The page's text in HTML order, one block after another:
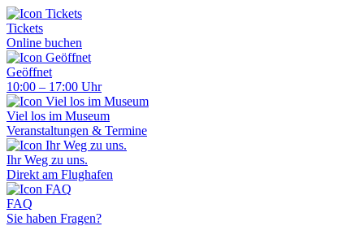
Tickets
Online buchen
Geöffnet
10:00 – 17:00 Uhr
Viel los im Museum
Veranstaltungen & Termine
Ihr Weg zu uns.
Direkt am Flughafen
FAQ
Sie haben Fragen?